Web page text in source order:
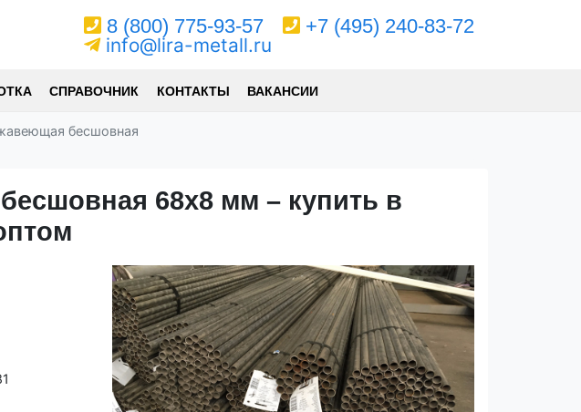
8 (800) 775-93-57
+7 (495) 240-83-72
info@lira-metall.ru
СПРАВОЧНИК КОНТАКТЫ ВАКАНСИИ
бесшовная
68х8 мм – купить в